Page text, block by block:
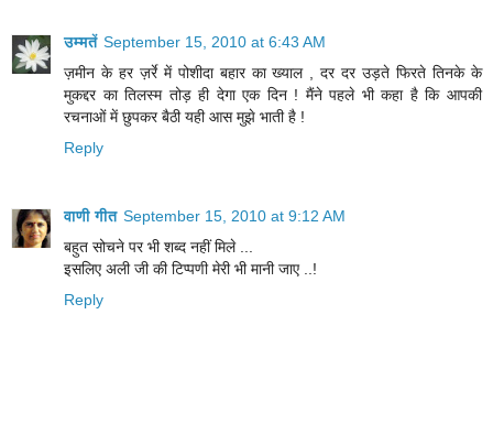
उम्मतें September 15, 2010 at 6:43 AM
ज़मीन के हर ज़र्रे में पोशीदा बहार का ख्याल , दर दर उड़ते फिरते तिनके के
मुकद्दर का तिलस्म तोड़ ही देगा एक दिन ! मैंने पहले भी कहा है कि आपकी
रचनाओं में छुपकर बैठी यही आस मुझे भाती है !
Reply
वाणी गीत September 15, 2010 at 9:12 AM
बहुत सोचने पर भी शब्द नहीं मिले ...
इसलिए अली जी की टिप्पणी मेरी भी मानी जाए ..!
Reply